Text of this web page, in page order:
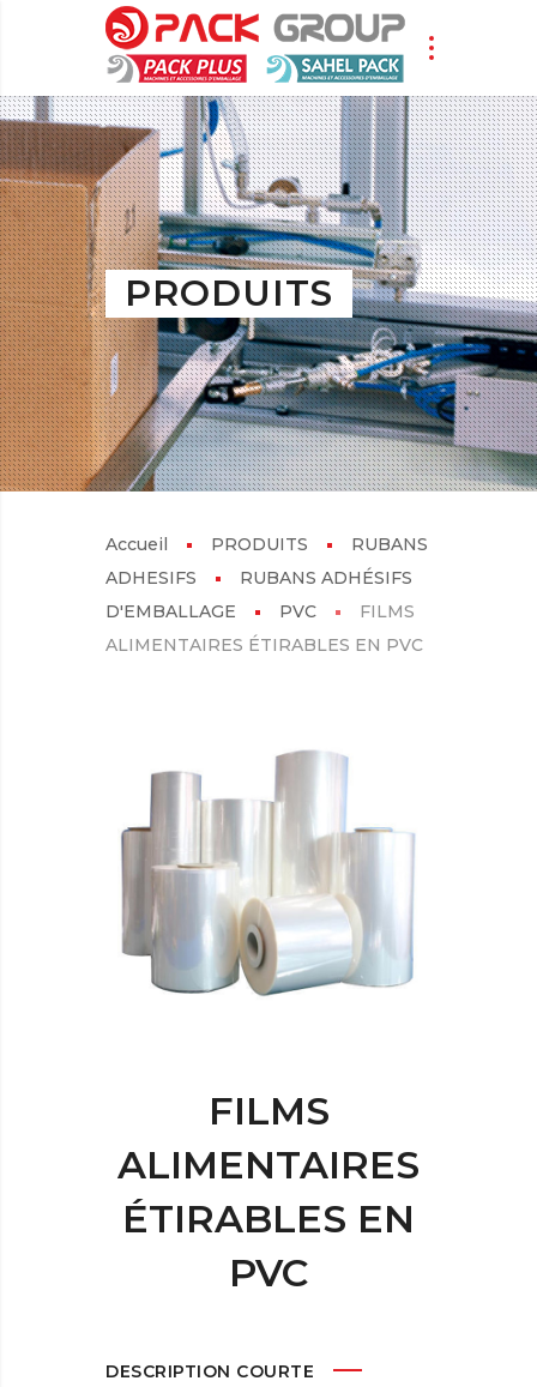
PRODUITS
Accueil PRODUITS
RUBANS
ADHESIFS
RUBANS ADHÉSIFS
D'EMBALLAGE
PVC
FILMS
ALIMENTAIRES ÉTIRABLES EN PVC
FILMS
ALIMENTAIRES
ÉTIRABLES EN
PVC
DESCRIPTION COURTE